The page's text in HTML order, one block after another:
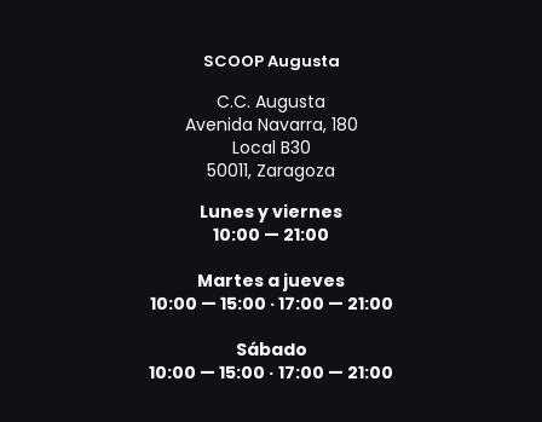
SCOOP Augusta
C.C. Augusta
Avenida Navarra, 180
Local B30
50011, Zaragoza
Lunes y viernes
10:00 — 21:00
Martes a jueves
10:00 — 15:00 ·17:00 — 21:00
Sábado
10:00 — 15:00 · 17:00 — 21:00